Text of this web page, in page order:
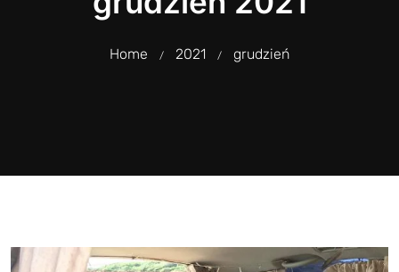
Home / 2021 / grudzień